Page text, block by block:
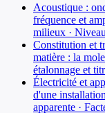
Acoustique :
fréquence et
milieux ·
Constitution et
matière : la
étalonnage et
Électricité et
d'une
apparente ·